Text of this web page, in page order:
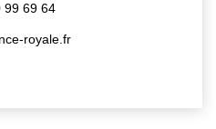
99 69 64
royale.fr